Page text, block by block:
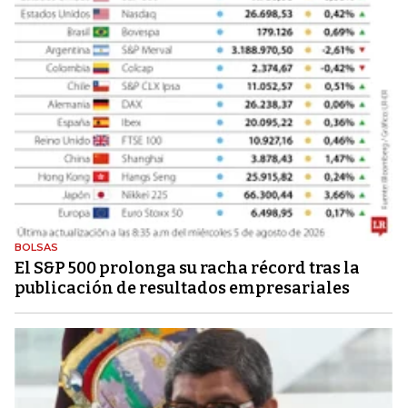
BOLSAS
El S&P 500 prolonga su racha récord tras la
publicación de resultados empresariales